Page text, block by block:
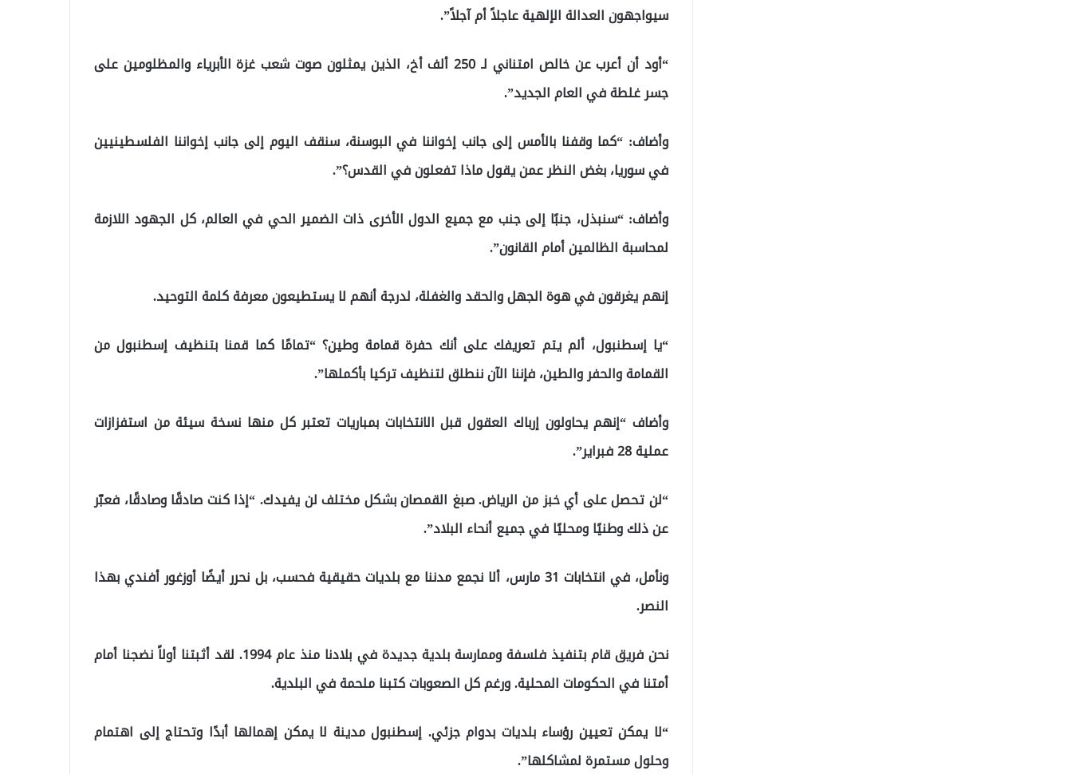
سيواجهون العدالة الإلهية عاجلاً أم آجلاً”.
“أود أن أعرب عن خالص امتناني لـ 250 ألف أخ، الذين يمثلون صوت شعب غزة الأبرياء والمظلومين على
جسر غلطة في العام الجديد”.
وأضاف: “كما وقفنا بالأمس إلى جانب إخواننا في البوسنة، سنقف اليوم إلى جانب إخواننا الفلسطينيين
في سوريا، بغض النظر عمن يقول ماذا تفعلون في القدس؟”.
وأضاف: “سنبذل، جنبًا إلى جنب مع جميع الدول الأخرى ذات الضمير الحي في العالم، كل الجهود اللازمة
لمحاسبة الظالمين أمام القانون”.
إنهم يغرقون في هوة الجهل والحقد والغفلة، لدرجة أنهم لا يستطيعون معرفة كلمة التوحيد.
“يا إسطنبول، ألم يتم تعريفك على أنك حفرة قمامة وطين؟ “تمامًا كما قمنا بتنظيف إسطنبول من
القمامة والحفر والطين، فإننا الآن ننطلق لتنظيف تركيا بأكملها”.
وأضاف “إنهم يحاولون إرباك العقول قبل الانتخابات بمباريات تعتبر كل منها نسخة سيئة من استفزازات
عملية 28 فبراير”.
“لن تحصل على أي خبز من الرياض. صبغ القمصان بشكل مختلف لن يفيدك. “إذا كنت صادقًا وصادقًا، فعبّر
عن ذلك وطنيًا ومحليًا في جميع أنحاء البلاد”.
ونأمل، في انتخابات 31 مارس، ألا نجمع مدننا مع بلديات حقيقية فحسب، بل نحرر أيضًا أوزغور أفندي بهذا
النصر.
نحن فريق قام بتنفيذ فلسفة وممارسة بلدية جديدة في بلادنا منذ عام 1994. لقد أثبتنا أولاً نضجنا أمام
أمتنا في الحكومات المحلية. ورغم كل الصعوبات كتبنا ملحمة في البلدية.
“لا يمكن تعيين رؤساء بلديات بدوام جزئي. إسطنبول مدينة لا يمكن إهمالها أبدًا وتحتاج إلى اهتمام
وحلول مستمرة لمشاكلها”.